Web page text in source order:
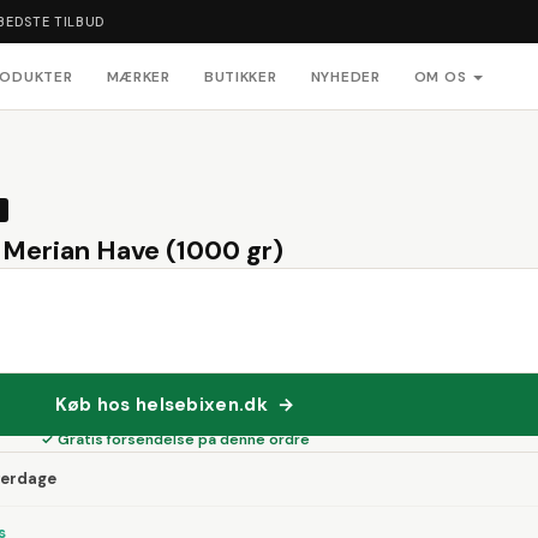
TILBUD
MÆRKER BUTIKKER NYHEDER OM OS
Have (1000 gr)
Køb hos helsebixen.dk →
✓ Gratis forsendelse på denne ordre